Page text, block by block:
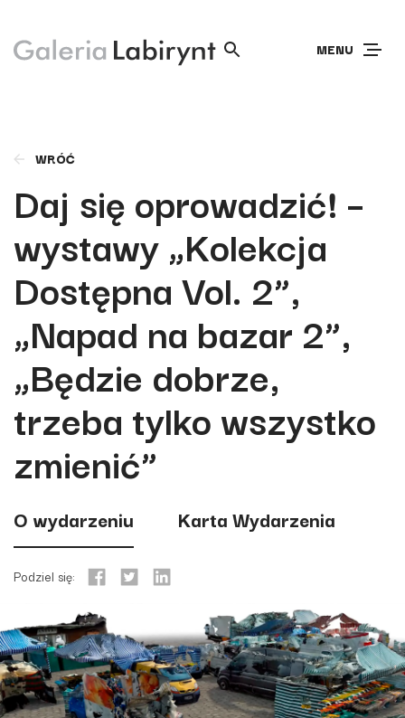
MENU
WRÓĆ
Daj się oprowadzić! –
wystawy „Kolekcja
Dostępna Vol. 2”,
„Napad na bazar 2”,
„Będzie dobrze,
trzeba tylko wszystko
zmienić”
O wydarzeniu Karta Wydarzenia
Podziel się: